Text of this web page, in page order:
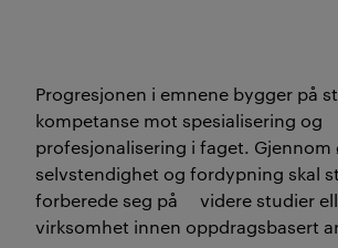
Progresjonen i emnene bygger på
kompetanse mot spesialisering og
profesjonalisering i faget. Gjennom
selvstendighet og fordypning skal
forberede seg på videre studier
virksomhet innen oppdragsbasert